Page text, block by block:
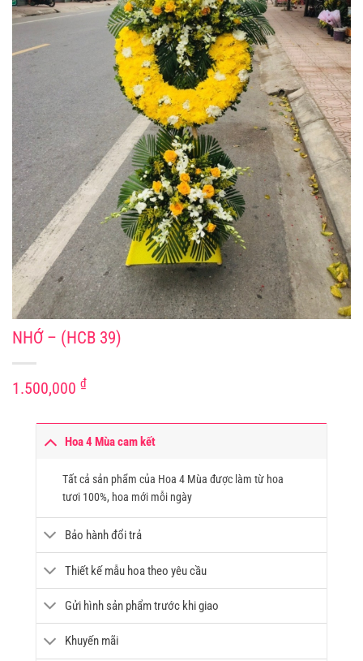
NHỚ – (HCB 39)
1.500,000 ₫
Hoa 4 Mùa cam kết
Tất cả sản phẩm của Hoa 4 Mùa được làm từ hoa
tươi 100%, hoa mới mỗi ngày
Bảo hành đổi trả
Thiết kế mẫu hoa theo yêu cầu
Gửi hình sản phẩm trước khi giao
Khuyến mãi